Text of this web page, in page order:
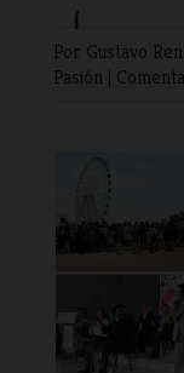
í
Por Gustavo
Pasión |